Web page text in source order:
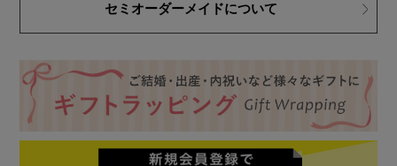
セミオーダーメイドについて